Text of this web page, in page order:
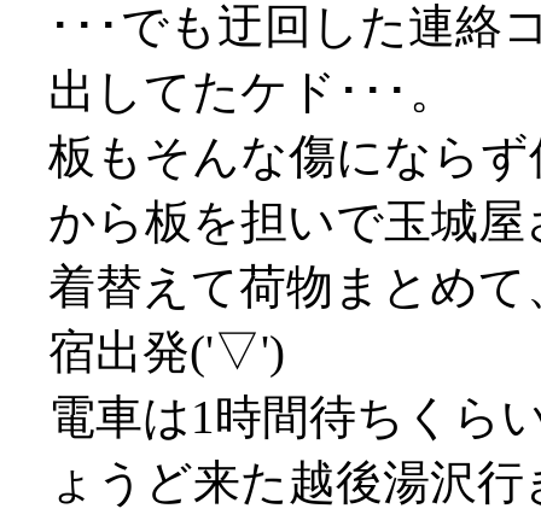
･･･でも迂回した連絡
出してたケド･･･。
板もそんな傷になら
から板を担いで玉城
着替えて荷物まとめ
宿出発('▽')
電車は1時間待ちくら
ょうど来た越後湯沢